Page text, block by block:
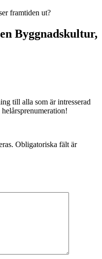
framtiden ut?
Byggnadskultur,
till alla som är intresserad
Obligatoriska fält är